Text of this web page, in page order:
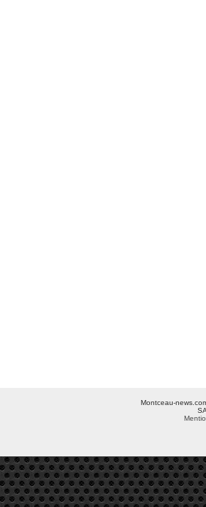
Montceau-